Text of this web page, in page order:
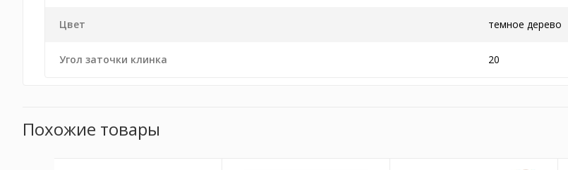
Цвет темное дерево
Угол заточки клинка 20
Похожие товары